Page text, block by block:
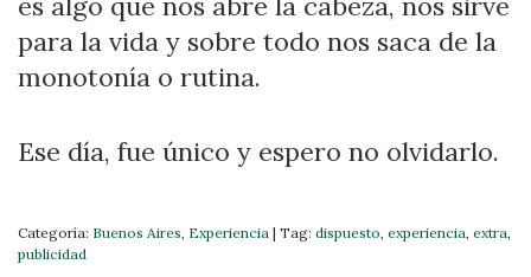
para la vida y sobre todo nos saca de la
monotonía o rutina.
Ese día, fue único y espero no olvidarlo.
Categoría: Buenos Aires, Experiencia | Tag: dispuesto, experiencia, extra,
publicidad